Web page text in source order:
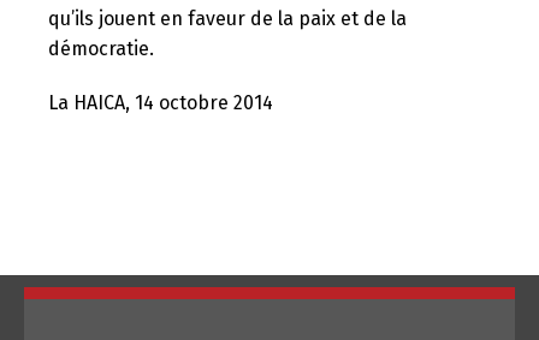
qu’ils jouent en faveur de la paix et de la
démocratie.
La HAICA, 14 octobre 2014